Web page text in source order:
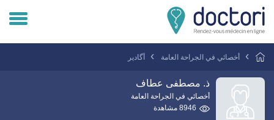
تسجيل دخول المريض
تسجيل دخول الطبيب
أخصائي في الجراحة العامة أگادير
ذ. مصطفى عطاف
أخصائي في الجراحة العامة
8946 مشاهدة